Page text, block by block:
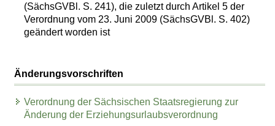
(SächsGVBl. S. 241), die zuletzt durch Artikel 5 der
Verordnung vom 23. Juni 2009 (SächsGVBl. S. 402)
geändert worden ist
Änderungsvorschriften
Verordnung der Sächsischen Staatsregierung zur
Änderung der Erziehungsurlaubsverordnung